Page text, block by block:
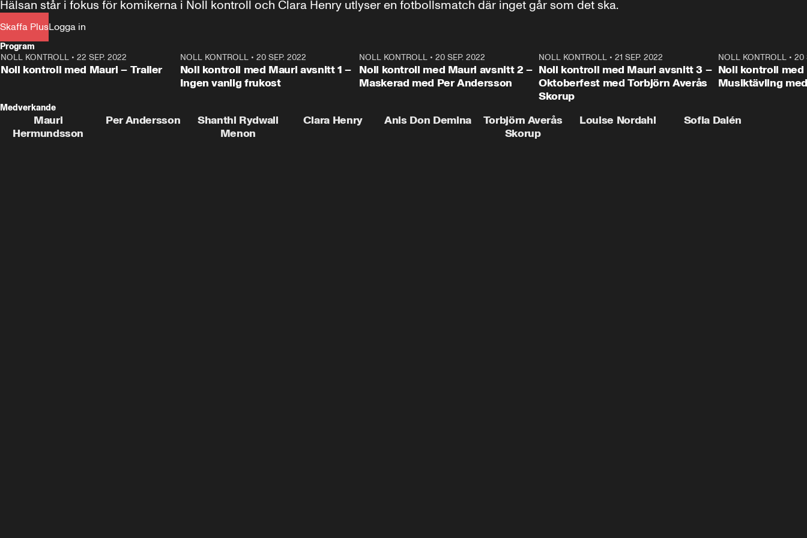
Skaffa PlusLogga in
Hälsan står i fokus för komikerna i Noll kontroll och Clara Henry utlyser en fotbollsmatch där inget går som det ska.
Program
NOLL KONTROLL • 22 SEP. 2022
Noll kontroll med Mauri – Trailer
Plus
NOLL KONTROLL• 20 SEP. 2022
Noll kontroll med Mauri avsnitt 1 –
Ingen vanlig frukost
Plus
NOLL KONTROLL •20 SEP. 2022
Noll kontroll med Mauri avsnitt 2 –
Maskerad med Per Andersson
Plus
NOLL KONTROLL• 21 SEP. 2022
Noll kontroll med Mauri avsnitt 3 –
Oktoberfest med Torbjörn Averås
Skorup
Plus
NOLL KONTROLL• 20
Noll kontroll
Musiktävling
Medverkande
Mauri
Hermundsson
Per Andersson
Shanthi Rydwall
Menon
Clara Henry Anis Don Demina
Torbjörn Averås
Skorup
Louise Nordahl Sofia Dalén